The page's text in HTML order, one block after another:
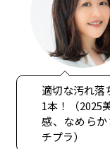
適切な汚れ落
1本！（2025
感、なめら
チプラ）